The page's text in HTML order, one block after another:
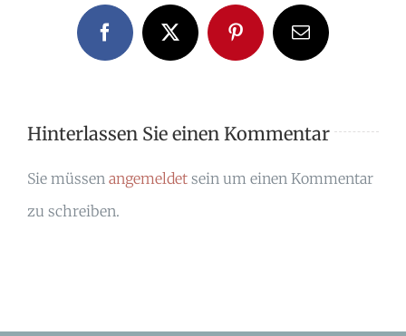
FacebookX PinterestE-
Mail
Hinterlassen Sie einen Kommentar
Sie müssen angemeldet sein um einen Kommentar
zu schreiben.